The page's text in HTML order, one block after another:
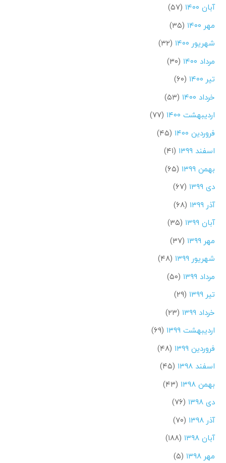
آبان ۱۴۰۰
(۵۷)
مهر ۱۴۰۰
(۳۵)
شهریور ۱۴۰۰
(۳۲)
مرداد ۱۴۰۰
(۳۰)
تیر ۱۴۰۰
(۶۰)
خرداد ۱۴۰۰
(۵۳)
اردیبهشت ۱۴۰۰
(۷۷)
فروردین ۱۴۰۰
(۴۵)
اسفند ۱۳۹۹
(۴۱)
بهمن ۱۳۹۹
(۶۵)
دی ۱۳۹۹
(۶۷)
آذر ۱۳۹۹
(۶۸)
آبان ۱۳۹۹
(۳۵)
مهر ۱۳۹۹
(۳۷)
شهریور ۱۳۹۹
(۴۸)
مرداد ۱۳۹۹
(۵۰)
تیر ۱۳۹۹
(۲۹)
خرداد ۱۳۹۹
(۲۳)
اردیبهشت ۱۳۹۹
(۶۹)
فروردین ۱۳۹۹
(۴۸)
اسفند ۱۳۹۸
(۴۵)
بهمن ۱۳۹۸
(۴۳)
دی ۱۳۹۸
(۷۶)
آذر ۱۳۹۸
(۷۰)
آبان ۱۳۹۸
(۱۸۸)
مهر ۱۳۹۸
(۵)